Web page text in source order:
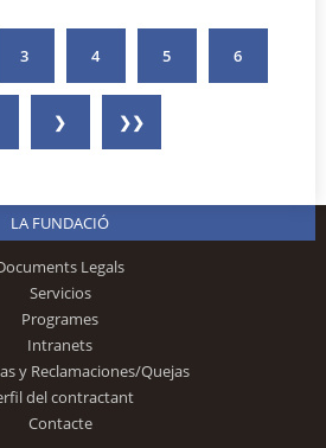
3 4 5 6
❯ ❯❯
LA FUNDACIÓ
Legals
Servicios
Programes
Intranets
y Reclamaciones/Quejas
del contractant
Contacte